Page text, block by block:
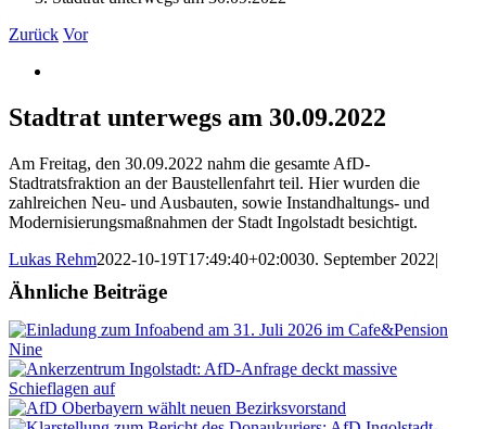
Zurück Vor
Bild
Stadtrat unterwegs am 30.09.2022
Am Freitag, den 30.09.2022 nahm die gesamte AfD-
Stadtratsfraktion an der Baustellenfahrt teil. Hier wurden die
zahlreichen Neu- und Ausbauten, sowie Instandhaltungs- und
Modernisierungsmaßnahmen der Stadt Ingolstadt besichtigt.
Lukas Rehm2022-10-19T17:49:40+02:0030. September 2022|
Ähnliche Beiträge